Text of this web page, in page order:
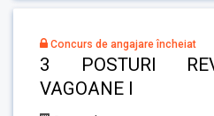
Concurs de angajare încheiat
3 POSTURI
VAGOANE I